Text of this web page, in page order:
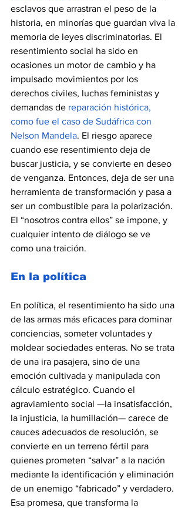
esclavos que arrastran el peso de la
historia, en minorías que guardan viva la
memoria de leyes discriminatorias. El
resentimiento social ha sido en
ocasiones un motor de cambio y ha
impulsado movimientos por los
derechos civiles, luchas feministas y
demandas de reparación histórica,
como fue el caso de Sudáfrica con
Nelson Mandela. El riesgo aparece
cuando ese resentimiento deja de
buscar justicia, y se convierte en deseo
de venganza. Entonces, deja de ser una
herramienta de transformación y pasa a
ser un combustible para la polarización.
El “nosotros contra ellos” se impone, y
cualquier intento de diálogo se ve
como una traición.
En la política
En política, el resentimiento ha sido una
de las armas más eficaces para dominar
conciencias, someter voluntades y
moldear sociedades enteras. No se trata
de una ira pasajera, sino de una
emoción cultivada y manipulada con
cálculo estratégico. Cuando el
agraviamiento social —la insatisfacción,
la injusticia, la humillación— carece de
cauces adecuados de resolución, se
convierte en un terreno fértil para
quienes prometen “salvar” a la nación
mediante la identificación y eliminación
de un enemigo “fabricado” y verdadero.
Esa promesa, que transforma la